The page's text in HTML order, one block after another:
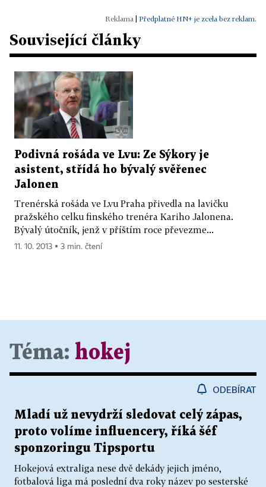
Předplatné HN+ je zcela bez reklam.
Související články
Podivná rošáda ve Lvu: Ze Sýkory je
asistent, střídá ho bývalý svěřenec
Jalonen
Trenérská rošáda ve Lvu Praha přivedla na lavičku
pražského celku finského trenéra Kariho Jalonena.
Bývalý útočník, jenž v příštím roce převezme...
11. 10. 2013 ▪ 3 min. čtení
Téma: hokej
ODEBÍRAT
Mladí už nevydrží sledovat celý zápas,
proto volíme influencery, říká šéf
sponzoringu Tipsportu
Hokejová extraliga nese dvě dekády jejich jméno,
fotbalová liga má poslední dva roky název po sesterské